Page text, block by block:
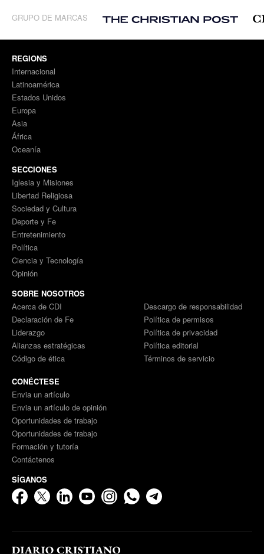
GRUPO DE MARCAS
REGIONS
Internacional
Latinoamérica
Estados Unidos
Europa
Asia
África
Oceanía
SECCIONES
Iglesia y Misiones
Libertad Religiosa
Sociedad y Cultura
Deporte y Fe
Entretenimiento
Política
Ciencia y Tecnología
Opinión
SOBRE NOSOTROS
Acerca de CDI
Declaración de Fe
Liderazgo
Alianzas estratégicas
Código de ética
Descargo de responsabilidad
Política de permisos
Política de privacidad
Política editorial
Términos de servicio
CONÉCTESE
Envia un artículo
Envia un artículo de opinión
Oportunidades de trabajo
Oportunidades de trabajo
Formación y tutoría
Contáctenos
SÍGANOS